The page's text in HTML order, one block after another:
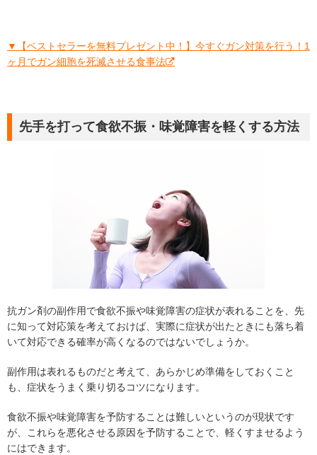
▼【ベストセラーを無料プレゼント中！】今すぐガン対策を行う！1
ヶ月でガン細胞を死滅させる食事法
先手を打って食欲不振・味覚障害を軽くする方法
抗ガン剤の副作用で食欲不振や味覚障害の症状が表れることを、先
に知って対応策を考えておけば、実際に症状が出たときにも落ち着
いて対応できる確率が高くなるのではないでしょうか。
副作用は表れるものだと考えて、あらかじめ準備をしておくこと
も、症状をうまく乗り切るコツになります。
食欲不振や味覚障害を予防することは難しいというのが現状です
が、これらを悪化させる原因を予防することで、軽くすませるよう
にはできます。